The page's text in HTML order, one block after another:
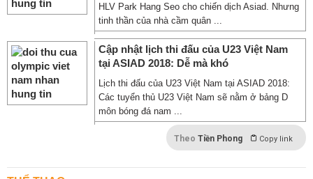
HLV Park Hang Seo cho chiến dịch Asiad. Nhưng
tinh thần của nhà cầm quân ...
Cập nhật lịch thi đấu của U23 Việt Nam
tại ASIAD 2018: Dễ mà khó
Lịch thi đấu của U23 Việt Nam tại ASIAD 2018:
Các tuyển thủ U23 Việt Nam sẽ nằm ở bảng D
môn bóng đá nam ...
Theo Tiền Phong Copy link